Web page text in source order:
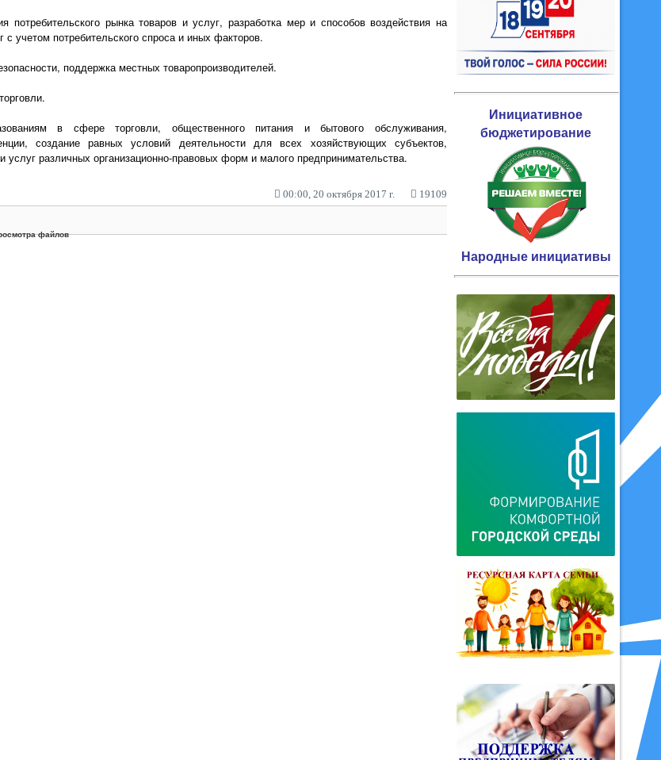
потребительского рынка товаров и услуг, разработка мер и способов воздействия на
учетом потребительского спроса и иных факторов.
поддержка местных товаропроизводителей.
в сфере торговли, общественного питания и бытового обслуживания,
создание равных условий деятельности для всех хозяйствующих субъектов,
услуг различных организационно-правовых форм и малого предпринимательства.
00:00, 20 октября 2017 г. 19109
файлов
Инициативное
бюджетирование
Народные инициативы